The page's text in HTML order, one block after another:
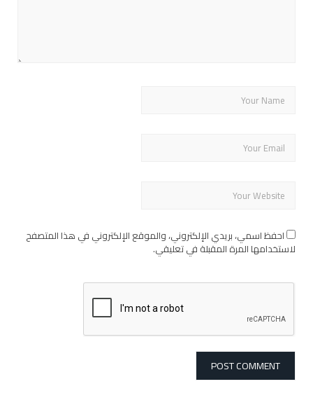
احفظ اسمي، بريدي الإلكتروني، والموقع الإلكتروني في هذا المتصفح
لاستخدامها المرة المقبلة في تعليقي.